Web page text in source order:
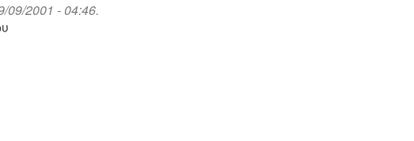
09/2001 - 04:46.